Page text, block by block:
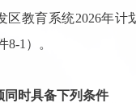
区教育系统2026年计
8-1 ）。
同时具备下列条件